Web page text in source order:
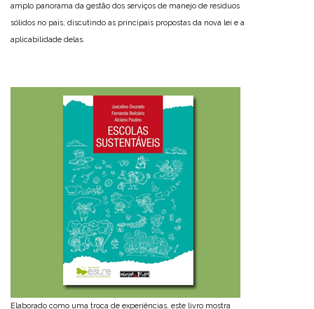
amplo panorama da gestão dos serviços de manejo de resíduos
sólidos no país, discutindo as principais propostas da nova lei e a
aplicabilidade delas.
Elaborado como uma troca de experiências, este livro mostra